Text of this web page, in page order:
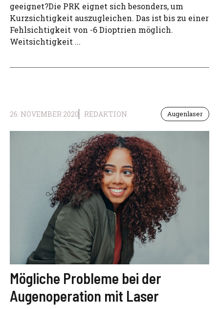
geeignet?Die PRK eignet sich besonders, um
Kurzsichtigkeit auszugleichen. Das ist bis zu einer
Fehlsichtigkeit von -6 Dioptrien möglich.
Weitsichtigkeit ...
26. NOVEMBER 2020 REDAKTION Augenlaser
Mögliche Probleme bei der
Augenoperation mit Laser